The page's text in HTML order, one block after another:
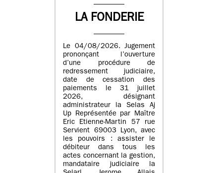
LA FONDERIE
Le 04/08/2026. Jugement
prononçant l’ouverture
d’une procédure de
redressement judiciaire,
date de cessation des
paiements le 31 juillet
2026, désignant
administrateur la Selas Aj
Up Représentée par Maître
Eric Etienne-Martin 57 rue
Servient 69003 Lyon, avec
les pouvoirs : assister le
débiteur dans tous les
actes concernant la gestion,
mandataire judiciaire la